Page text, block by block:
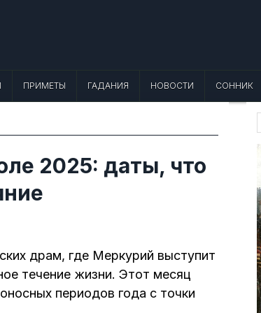
календарь, Приметы, Что
ПРИМЕТЫ ГАДАНИЯ НОВОСТИ СОННИК
2025: даты, что
драм, где Меркурий выступит
течение жизни. Этот месяц
периодов года с точки